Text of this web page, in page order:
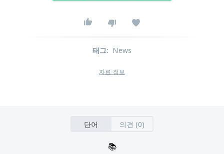
태그: News
자료 정보
단어 의견 (0)
📚